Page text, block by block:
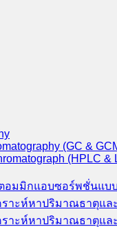
(GC &
(HPLC &
อมมิกแอบซอร์พชั่นแบบ
ราะห์หาปริมาณธาตุแล
ราะห์หาปริมาณธาตุแล